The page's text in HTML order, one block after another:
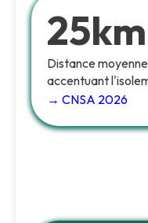
25km
Distance
accentuant
→ CNSA 2026